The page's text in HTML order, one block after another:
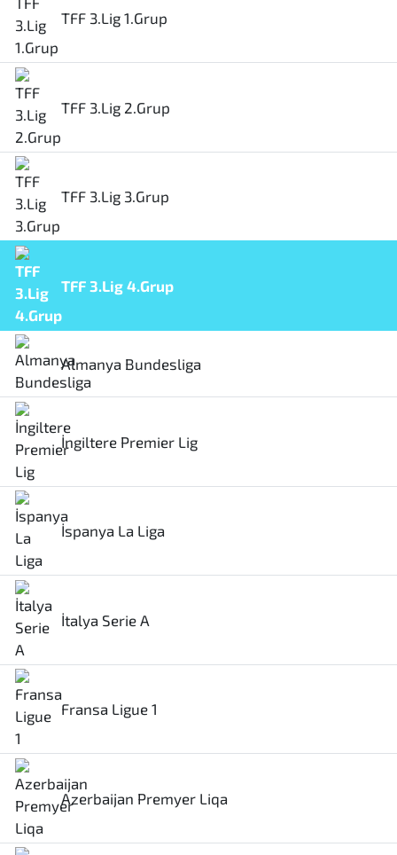
TFF 3.Lig 1.Grup
TFF 3.Lig 2.Grup
TFF 3.Lig 3.Grup
TFF 3.Lig 4.Grup
Almanya Bundesliga
İngiltere Premier Lig
İspanya La Liga
İtalya Serie A
Fransa Ligue 1
Azerbaijan Premyer Liqa